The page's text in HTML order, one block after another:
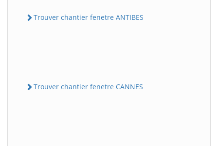
Trouver chantier fenetre ANTIBES
Trouver chantier fenetre CANNES